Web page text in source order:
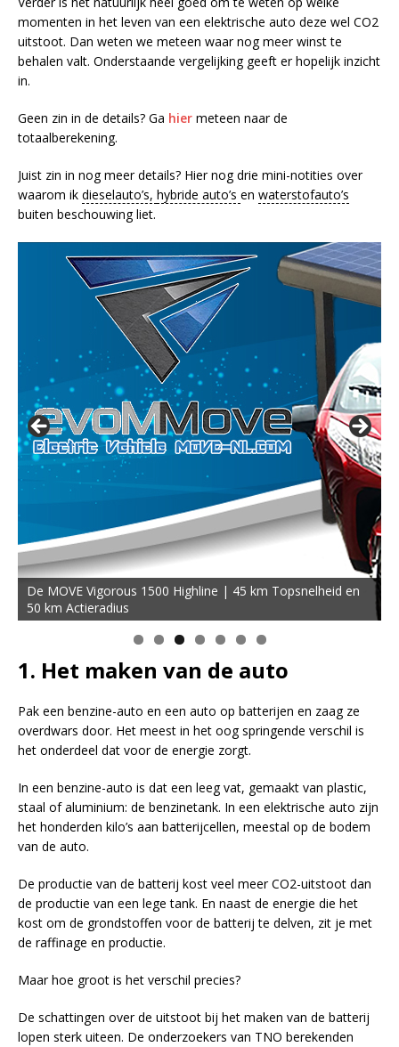
momenten in het leven van een elektrische auto deze wel CO2
uitstoot. Dan weten we meteen waar nog meer winst te
behalen valt. Onderstaande vergelijking geeft er hopelijk inzicht
in.
Geen zin in de details? Ga hier meteen naar de
totaalberekening.
Juist zin in nog meer details? Hier nog drie mini-notities over
waarom ik dieselauto’s, hybride auto’s en waterstofauto’s
buiten beschouwing liet.
De MOVE Vigorous 1500 Highline | 45 km Topsnelheid en
50 km Actieradius
1. Het maken van de auto
Pak een benzine-auto en een auto op batterijen en zaag ze
overdwars door. Het meest in het oog springende verschil is
het onderdeel dat voor de energie zorgt.
In een benzine-auto is dat een leeg vat, gemaakt van plastic,
staal of aluminium: de benzinetank. In een elektrische auto zijn
het honderden kilo’s aan batterijcellen, meestal op de bodem
van de auto.
De productie van de batterij kost veel meer CO2-uitstoot dan
de productie van een lege tank. En naast de energie die het
kost om de grondstoffen voor de batterij te delven, zit je met
de raffinage en productie.
Maar hoe groot is het verschil precies?
De schattingen over de uitstoot bij het maken van de batterij
lopen sterk uiteen. De onderzoekers van TNO berekenden